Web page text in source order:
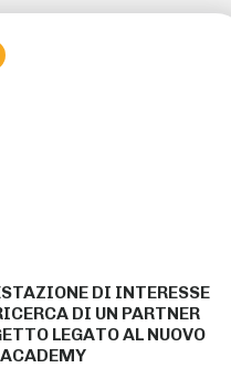
DI INTERESSE
DI UN PARTNER
LEGATO AL NUOVO